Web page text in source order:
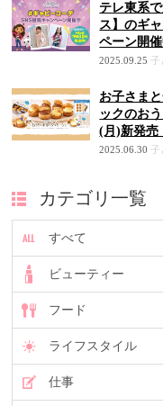
テレ東系
ス】のギ
ペーン開催
2025.09.25
お子さま
ックのお
(月)新発売
2025.06.30
カテゴリ一覧
すべて
ビューティー
フード
ライフスタイル
仕事